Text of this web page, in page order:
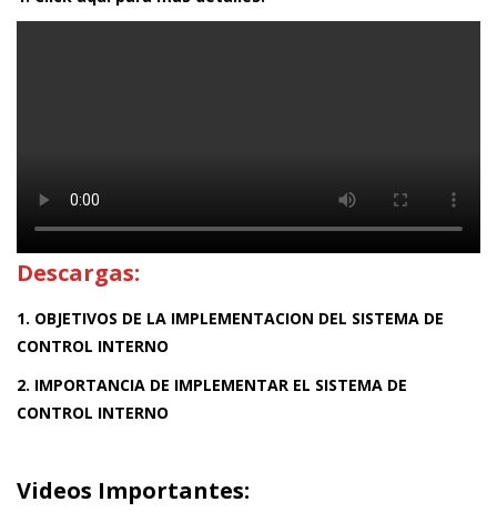
Descargas:
1. OBJETIVOS DE LA IMPLEMENTACION DEL SISTEMA DE
CONTROL INTERNO
2. IMPORTANCIA DE IMPLEMENTAR EL SISTEMA DE
CONTROL INTERNO
Videos Importantes: